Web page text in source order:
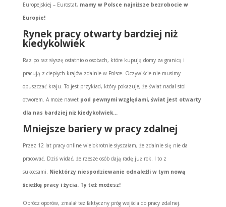
Europejskiej – Eurostat, mamy w Polsce najniższe bezrobocie w
Europie!
Rynek pracy otwarty bardziej niż
kiedykolwiek
Raz po raz słyszę ostatnio o osobach, które kupują domy za granicą i
pracują z ciepłych krajów zdalnie w Polsce. Oczywiście nie musimy
opuszczać kraju. To jest przykład, który pokazuje, że świat nadal stoi
otworem. A może nawet pod pewnymi względami, świat jest otwarty
dla nas bardziej niż kiedykolwiek…
Mniejsze bariery w pracy zdalnej
Przez 12 lat pracy online wielokrotnie słyszałam, że zdalnie się nie da
pracować. Dziś widać, że rzesze osób dają radę już rok. I to z
sukcesami. Niektórzy niespodziewanie odnaleźli w tym nową
ścieżkę pracy i życia. Ty też możesz!
Oprócz oporów, zmalał też faktyczny próg wejścia do pracy zdalnej.